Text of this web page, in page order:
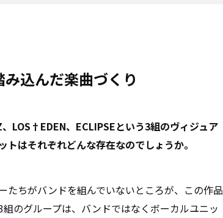
込んだ楽曲づくり
、LOS†EDEN、ECLIPSEという3組のヴィジュア
はそれぞれどんな存在なのでしょうか。
たちがバンドを組んでいないところが、この作品
のグループは、バンドではなくボーカルユニッ